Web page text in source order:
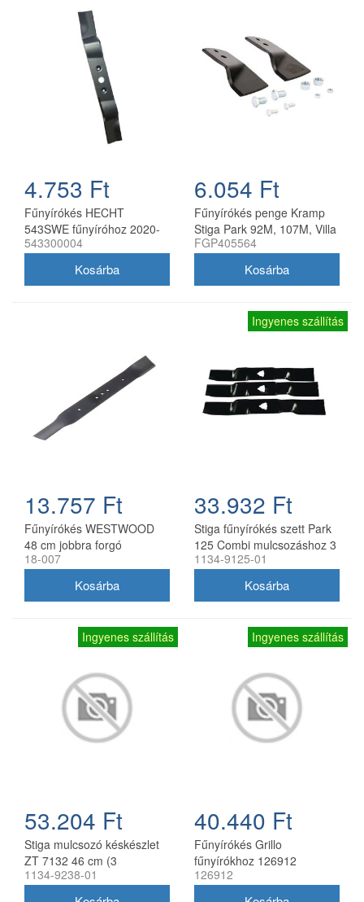
4.753 Ft
Fűnyírókés HECHT
543SWE fűnyíróhoz 2020-
21
543300004
6.054 Ft
Fűnyírókés penge Kramp
Stiga Park 92M, 107M, Villa
92M, 107M 170 mm
FGP405564
13.757 Ft
Fűnyírókés WESTWOOD
48 cm jobbra forgó
18-007
Ingyenes szállítás
33.932 Ft
Stiga fűnyírókés szett Park
125 Combi mulcsozáshoz 3
db
1134-9125-01
Ingyenes szállítás
53.204 Ft
Stiga mulcsozó késkészlet
ZT 7132 46 cm (3
db/csomag) 1134-9238-01
1134-9238-01
Ingyenes szállítás
40.440 Ft
Fűnyírókés Grillo
fűnyírókhoz 126912
126912